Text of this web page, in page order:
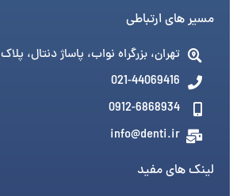
مسیر های ارتباطی
تهران، بزرگراه نواب، پاساژ دنتال، پلاک 128
021-44069416
0912-6868934
info@denti.ir
لینک های مفید